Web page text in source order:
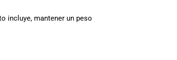
incluye, mantener un peso